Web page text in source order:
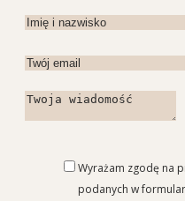
Wyrażam zgodę na
podanych w